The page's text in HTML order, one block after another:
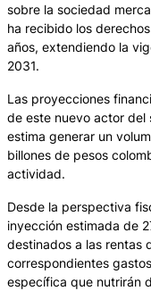
sobre la sociedad
ha recibido los
años, extendiendo la
2031.
Las proyecciones
de este nuevo actor del
estima generar un
billones de pesos
actividad.
Desde la perspectiva
inyección estimada de
destinados a las rentas
correspondientes
específica que nutrirán